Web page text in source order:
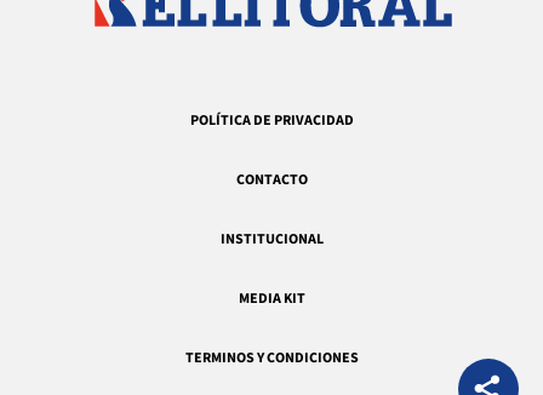
POLÍTICA DE PRIVACIDAD
CONTACTO
INSTITUCIONAL
MEDIA KIT
TERMINOS Y CONDICIONES